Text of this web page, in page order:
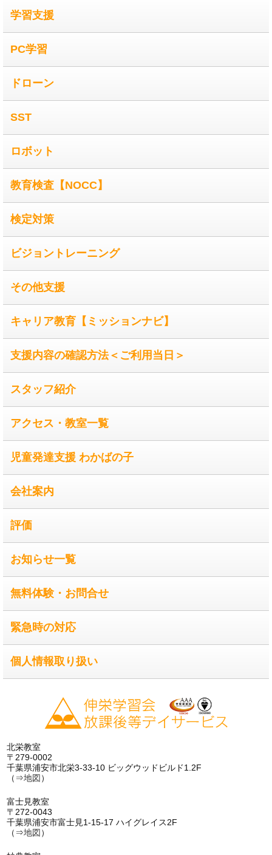
学習支援
PC学習
ドローン
SST
ロボット
教育検査【NOCC】
検定対策
ビジョントレーニング
その他支援
キャリア教育【ミッションナビ】
支援内容の確認方法＜ご利用当日＞
スタッフ紹介
アクセス・教室一覧
児童発達支援 わかばの子
会社案内
評価
お知らせ一覧
無料体験・お問合せ
緊急時の対応
個人情報取り扱い
北栄教室
〒279-0002
千葉県浦安市北栄3-33-10 ビッグウッドビルド1.2F
（⇒地図 ）
富士見教室
〒272-0043
千葉県浦安市富士見1-15-17 ハイグレイス2F
（⇒地図 ）